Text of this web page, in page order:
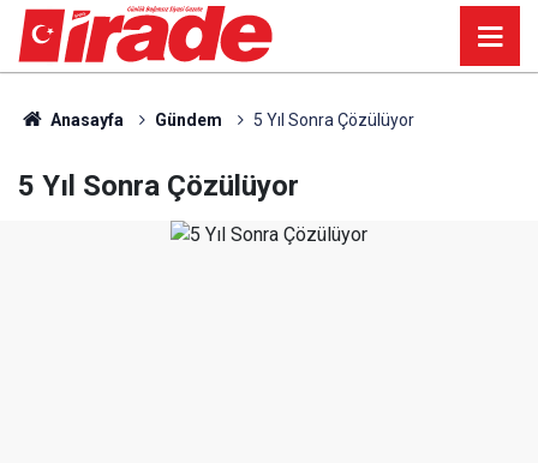
Anasayfa Gündem 5 Yıl Sonra Çözülüyor
5 Yıl Sonra Çözülüyor